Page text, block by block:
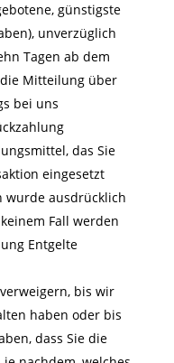
günstigste
unverzüglich
Tagen ab dem
Mitteilung über
bei uns
das Sie
eingesetzt
wurde ausdrücklich
Fall werden
Entgelte
bis wir
haben oder bis
dass Sie die